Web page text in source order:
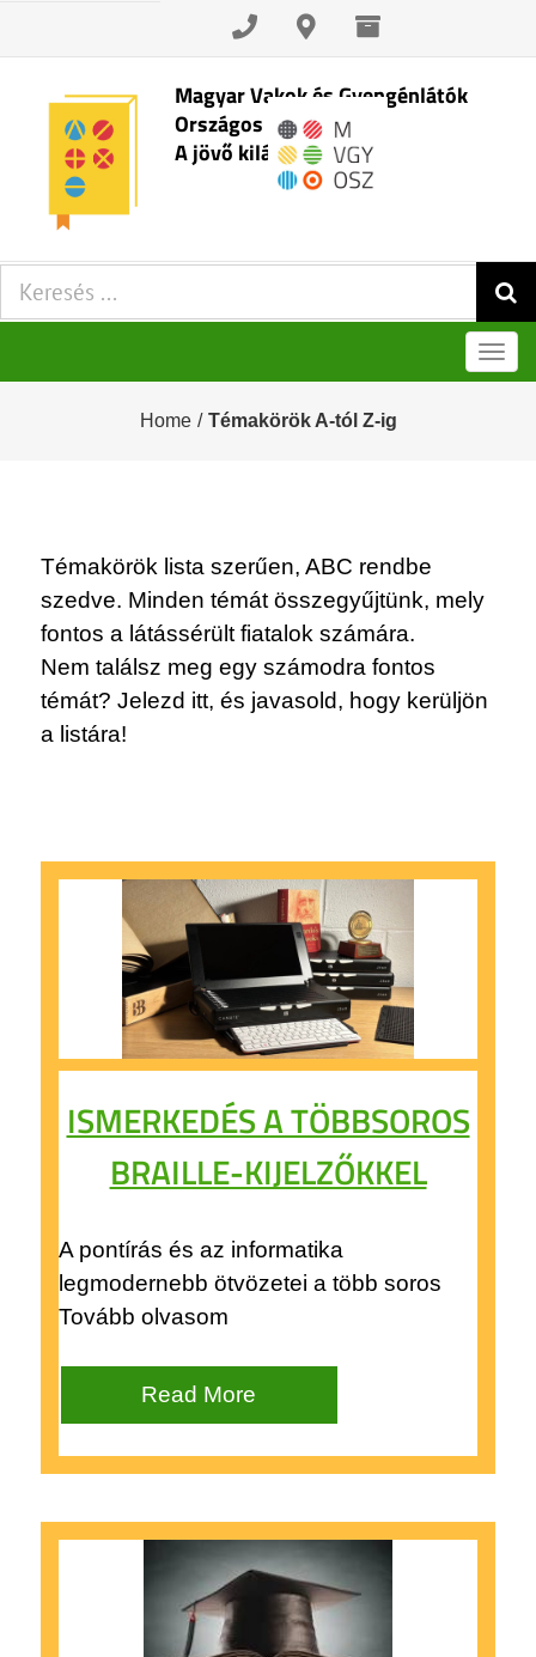
Skip
content
Magyar Vakok és Gyengénlátók
Országos Szövetsége
A jövő kilátásai
Keresés:
Home / Témakörök A-tól Z-ig
Témakörök lista szerűen, ABC rendbe
szedve. Minden témát összegyűjtünk, mely
fontos a látássérült fiatalok számára.
Nem találsz meg egy számodra fontos
témát? Jelezd itt, és javasold, hogy kerüljön
a listára!
ISMERKEDÉS A TÖBBSOROS
BRAILLE-KIJELZŐKKEL
A pontírás és az informatika
legmodernebb ötvözetei a több soros
Tovább olvasom
Read More